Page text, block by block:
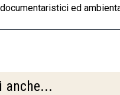
ed
anche...